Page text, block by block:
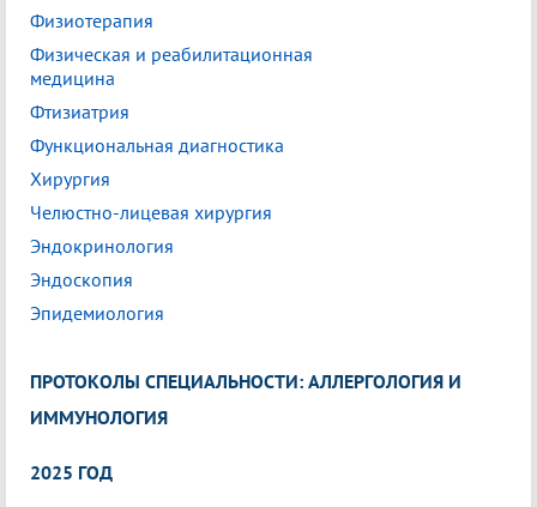
Физиотерапия
Физическая и реабилитационная
медицина
Фтизиатрия
Функциональная диагностика
Хирургия
Челюстно-лицевая хирургия
Эндокринология
Эндоскопия
Эпидемиология
ПРОТОКОЛЫ СПЕЦИАЛЬНОСТИ: АЛЛЕРГОЛОГИЯ И
ИММУНОЛОГИЯ
2025 ГОД